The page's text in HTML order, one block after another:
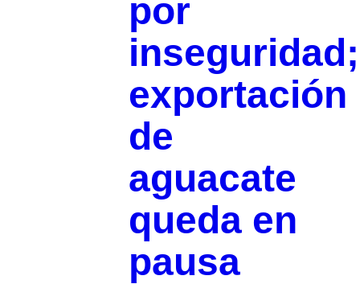
por
inseguridad;
exportación
de
aguacate
queda en
pausa